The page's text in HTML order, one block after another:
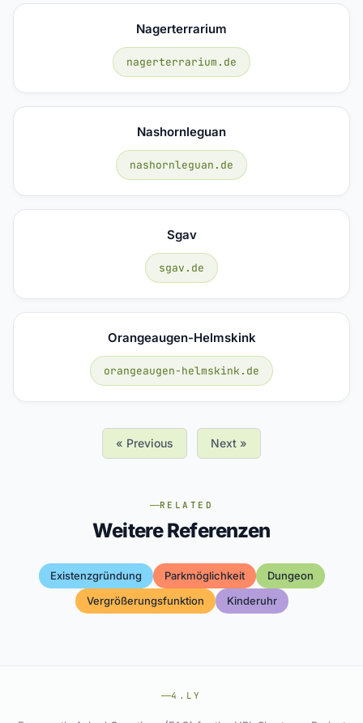
Nagerterrarium
nagerterrarium.de
Nashornleguan
nashornleguan.de
Sgav
sgav.de
Orangeaugen-Helmskink
orangeaugen-helmskink.de
« Previous Next »
RELATED
Weitere Referenzen
Existenzgründung Parkmöglichkeit
Dungeon
Vergrößerungsfunktion
Kinderuhr
4.LY